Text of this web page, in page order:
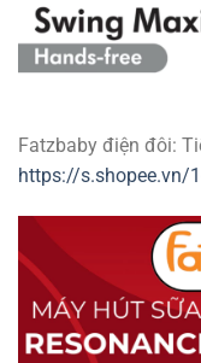
Fatzbaby điện đôi:
https://s.shopee.vn/